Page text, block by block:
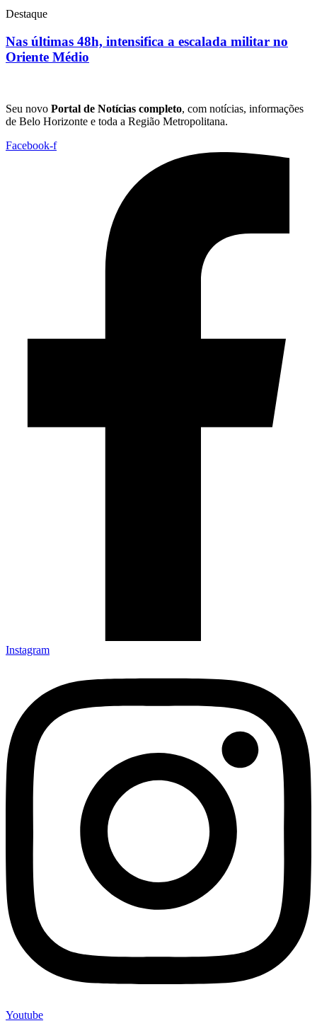
Destaque
Nas últimas 48h, intensifica a escalada militar no
Oriente Médio
Seu novo Portal de Notícias completo, com notícias, informações
de Belo Horizonte e toda a Região Metropolitana.
Facebook-f
Instagram
Youtube